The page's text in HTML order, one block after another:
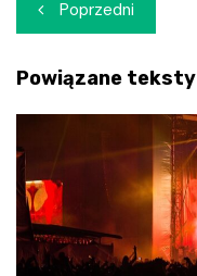
wpisu
Poprzedni
Powiązane teksty